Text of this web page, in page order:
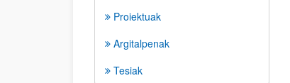
Proiektuak
Argitalpenak
Tesiak